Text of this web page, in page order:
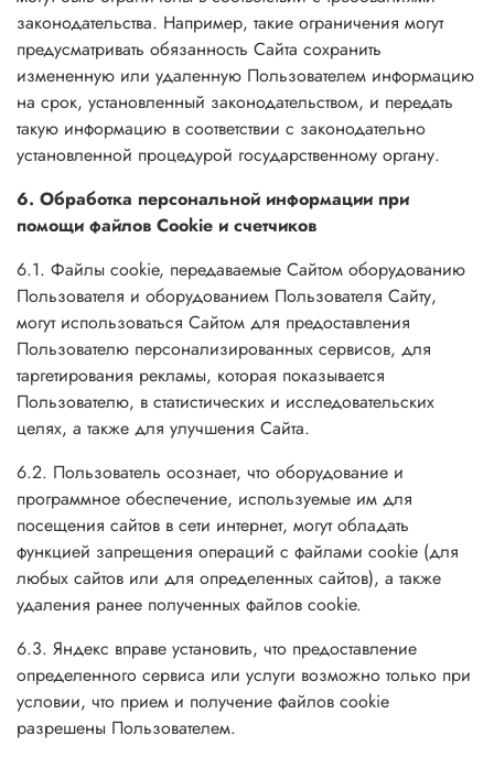
законодательства. Например, такие ограничения могут
предусматривать обязанность Сайта сохранить
измененную или удаленную Пользователем информацию
на срок, установленный законодательством, и передать
такую информацию в соответствии с законодательно
установленной процедурой государственному органу.
6. Обработка персональной информации при
помощи файлов Cookie и счетчиков
6.1. Файлы cookie, передаваемые Сайтом оборудованию
Пользователя и оборудованием Пользователя Сайту,
могут использоваться Сайтом для предоставления
Пользователю персонализированных сервисов, для
таргетирования рекламы, которая показывается
Пользователю, в статистических и исследовательских
целях, а также для улучшения Сайта.
6.2. Пользователь осознает, что оборудование и
программное обеспечение, используемые им для
посещения сайтов в сети интернет, могут обладать
функцией запрещения операций с файлами cookie (для
любых сайтов или для определенных сайтов), а также
удаления ранее полученных файлов cookie.
6.3. Яндекс вправе установить, что предоставление
определенного сервиса или услуги возможно только при
условии, что прием и получение файлов cookie
разрешены Пользователем.